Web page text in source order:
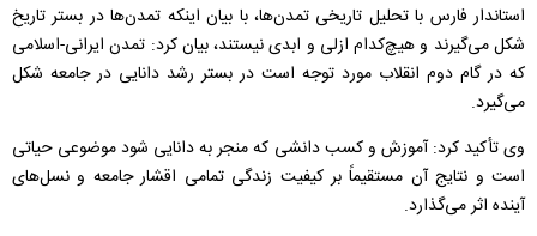
استاندار فارس با تحلیل تاریخی تمدن‌ها، با بیان اینکه تمدن‌ها در بستر تاریخ
شکل می‌گیرند و هیچ‌کدام ازلی و ابدی نیستند، بیان کرد: تمدن ایرانی-اسلامی
که در گام دوم انقلاب مورد توجه است در بستر رشد دانایی در جامعه شکل
می‌گیرد.
وی تأکید کرد: آموزش و کسب دانشی که منجر به دانایی شود موضوعی حیاتی
است و نتایج آن مستقیماً بر کیفیت زندگی تمامی اقشار جامعه و نسل‌های
آینده اثر می‌گذارد.